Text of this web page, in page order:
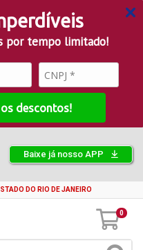
por tempo limitado!
descontos!
Baixe já nosso APP
DO RIO DE JANEIRO
0